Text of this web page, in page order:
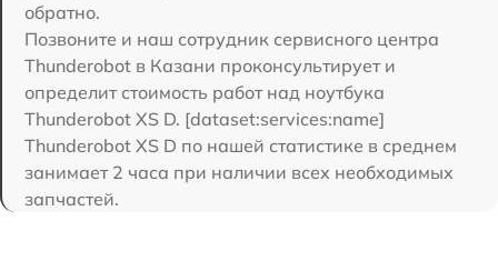
обратно.
Позвоните и наш сотрудник сервисного центра
Thunderobot в Казани проконсультирует и
определит стоимость работ над ноутбука
Thunderobot XS D. [dataset:services:name]
Thunderobot XS D по нашей статистике в среднем
занимает 2 часа при наличии всех необходимых
запчастей.